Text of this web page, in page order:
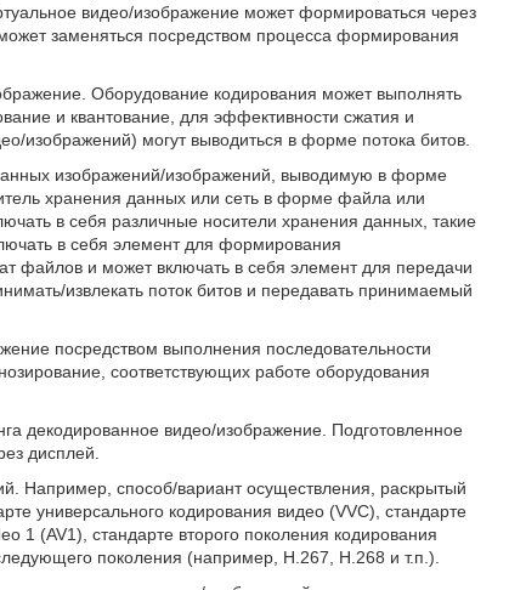
видео/изображение может формироваться через
заменяться посредством процесса формирования
Оборудование кодирования может выполнять
и квантование, для эффективности сжатия и
изображений) могут выводиться в форме потока битов.
изображений/изображений, выводимую в форме
хранения данных или сеть в форме файла или
в себя различные носители хранения данных, такие
в себя элемент для формирования
файлов и может включать в себя элемент для передачи
извлекать поток битов и передавать принимаемый
посредством выполнения последовательности
соответствующих работе оборудования
декодированное видео/изображение. Подготовленное
дисплей.
Например, способ/вариант осуществления, раскрытый
универсального кодирования видео (VVC), стандарте
1 (AV1), стандарте второго поколения кодирования
поколения (например, H.267, H.268 и т.п.).